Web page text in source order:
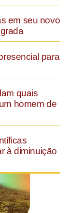
em seu novo
para
quais
homem de
à diminuição